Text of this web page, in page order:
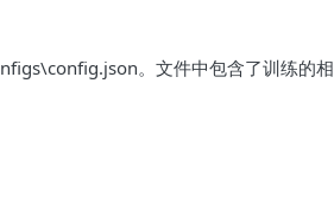
。文件中包含了训练的相